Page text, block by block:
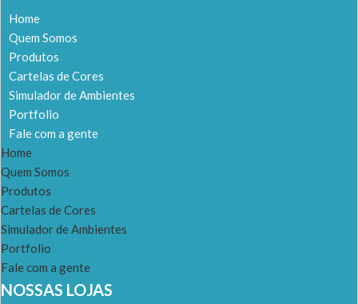
Home
Quem Somos
Produtos
Cartelas de Cores
Simulador de Ambientes
Portfolio
Fale com a gente
Home
Quem Somos
Produtos
Cartelas de Cores
Simulador de Ambientes
Portfolio
Fale com a gente
NOSSAS LOJAS